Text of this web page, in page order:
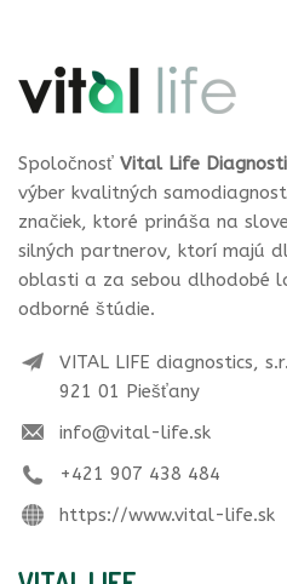
Spoločnosť Vital Life
výber kvalitných
značiek, ktoré prináša na
silných partnerov, ktorí majú
oblasti a za sebou dlhodobé
odborné štúdie.
VITAL LIFE diagnostics,
921 01 Piešťany
info@vital-life.sk
+421 907 438 484
https://www.vital-life.sk